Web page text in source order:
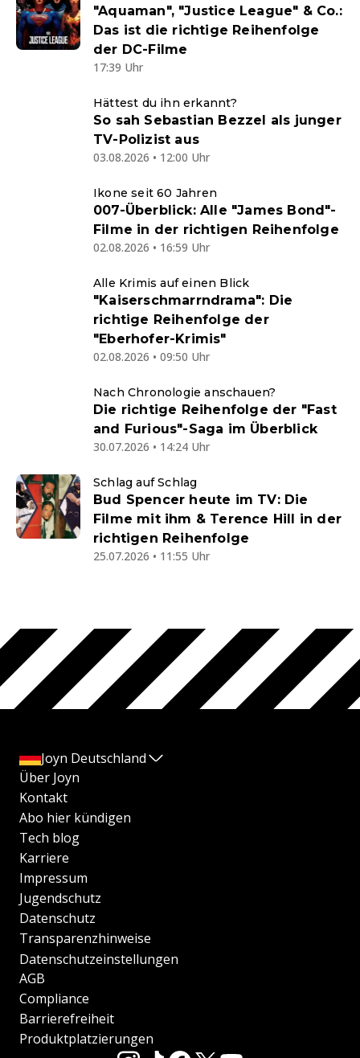
"Aquaman", "Justice League" & Co.:
Das ist die richtige Reihenfolge
der DC-Filme
17:39 Uhr
Hättest du ihn erkannt?
So sah Sebastian Bezzel als junger
TV-Polizist aus
03.08.2026 • 12:00 Uhr
Ikone seit 60 Jahren
007-Überblick: Alle "James Bond"-
Filme in der richtigen Reihenfolge
02.08.2026 • 16:59 Uhr
Alle Krimis auf einen Blick
"Kaiserschmarrndrama": Die
richtige Reihenfolge der
"Eberhofer-Krimis"
02.08.2026 • 09:50 Uhr
Nach Chronologie anschauen?
Die richtige Reihenfolge der "Fast
and Furious"-Saga im Überblick
30.07.2026 • 14:24 Uhr
Schlag auf Schlag
Bud Spencer heute im TV: Die
Filme mit ihm & Terence Hill in der
richtigen Reihenfolge
25.07.2026 • 11:55 Uhr
Joyn Deutschland
Über Joyn
Kontakt
Abo hier kündigen
Tech blog
Karriere
Impressum
Jugendschutz
Datenschutz
Transparenzhinweise
Datenschutzeinstellungen
AGB
Compliance
Barrierefreiheit
Produktplatzierungen